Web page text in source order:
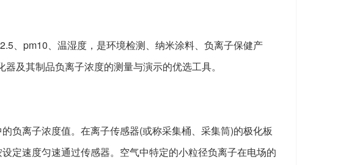
、pm10、温湿度，是环境检测、纳米涂料、负离子保健产
及其制品负离子浓度的测量与演示的优选工具。
负离子浓度值。在离子传感器(或称采集桶、采集筒)的极化板
定速度匀速通过传感器。空气中特定的小粒径负离子在电场的